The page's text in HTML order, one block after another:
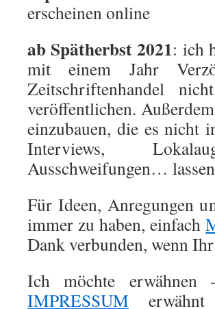
erscheinen online
ab Spätherbst 2021: ich
mit einem Jahr
Zeitschriftenhandel
veröffentlichen.
einzubauen, die es nicht
Interviews,
Ausschweifungen…
Für Ideen, Anregungen
immer zu haben, einfach
Dank verbunden, wenn
Ich möchte erwähnen
IMPRESSUM